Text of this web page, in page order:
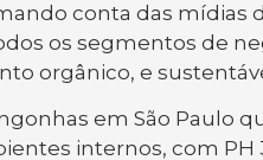
conta das mídias
os segmentos de
orgânico, e
em São Paulo
internos, com